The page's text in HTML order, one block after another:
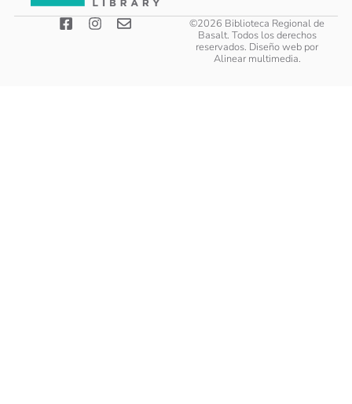
©2026 Biblioteca Regional de
Basalt. Todos los derechos
reservados. Diseño web por
Alinear multimedia.